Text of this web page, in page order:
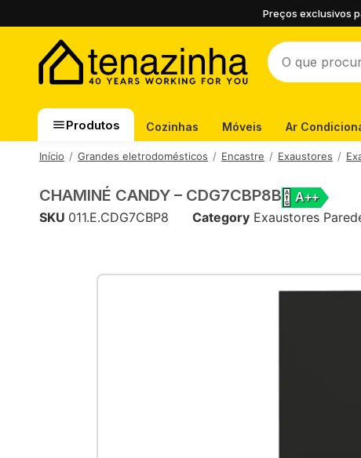
Preços exclusivos
Produtos Cozinhas Móveis Ar
Início Grandes eletrodomésticos Encastre Exaustores
CHAMINÉ CANDY – CDG7CBP8B A++
SKU 011.E.CDG7CBP8 Category Exaustores